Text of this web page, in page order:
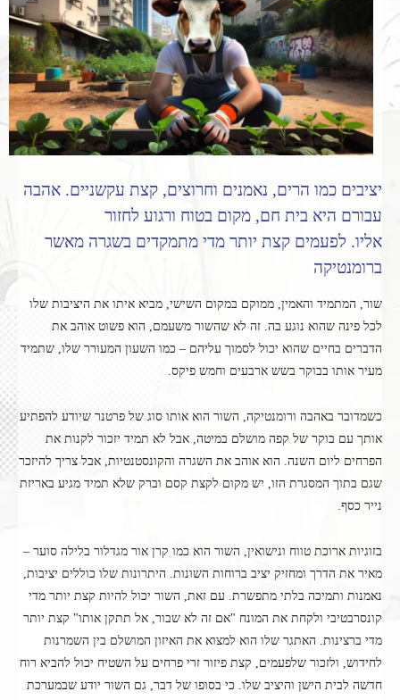
יציבים כמו הרים, נאמנים וחרוצים, קצת עקשניים. אהבה
עבורם היא בית חם, מקום בטוח ורגוע לחזור
אליו. לפעמים קצת יותר מדי מתמקדים בשגרה מאשר
ברומנטיקה
שור, המתמיד והאמין, ממוקם במקום השישי, מביא איתו את היציבות שלו
לכל פינה שהוא נוגע בה. זה לא שהשור משעמם, הוא פשוט אוהב את
הדברים בחיים שהוא יכול לסמוך עליהם – כמו השעון המעורר שלו, שתמיד
מעיר אותו בבוקר בשש ארבעים וחמש פיקס.
כשמדובר באהבה ורומנטיקה, השור הוא אותו סוג של פרטנר שיודע להפתיע
אותך עם בוקר של קפה מושלם במיטה, אבל לא תמיד יזכור לקנות את
הפרחים ליום השנה. הוא אוהב את השגרה והקונסטנטיות, אבל צריך להיזכר
שגם בתוך המסגרת הזו, יש מקום לקצת קסם וברק שלא תמיד מגיע באריזת
נייר כסף.
בזוגיות ארוכת טווח ונישואין, השור הוא כמו קרן אור מגדלור בלילה סוער –
מאיר את הדרך ומחזיק יציב ברוחות השונות. היתרונות שלו כוללים יציבות,
נאמנות ותמיכה בלתי מתפשרת. עם זאת, השור יכול להיות קצת יותר מדי
קונסרבטיבי ולקחת את המונח "אם זה לא שבור, אל תתקן אותו" קצת יותר
מדי ברצינות. האתגר שלו הוא למצוא את האיזון המושלם בין השמרנות
לחידוש, ולזכור שלפעמים, קצת פיזור זרי פרחים על השטיח יכול להביא רוח
חדשה לבית הישן והיציב שלו. כי בסופו של דבר, גם השור יודע שבמערכת